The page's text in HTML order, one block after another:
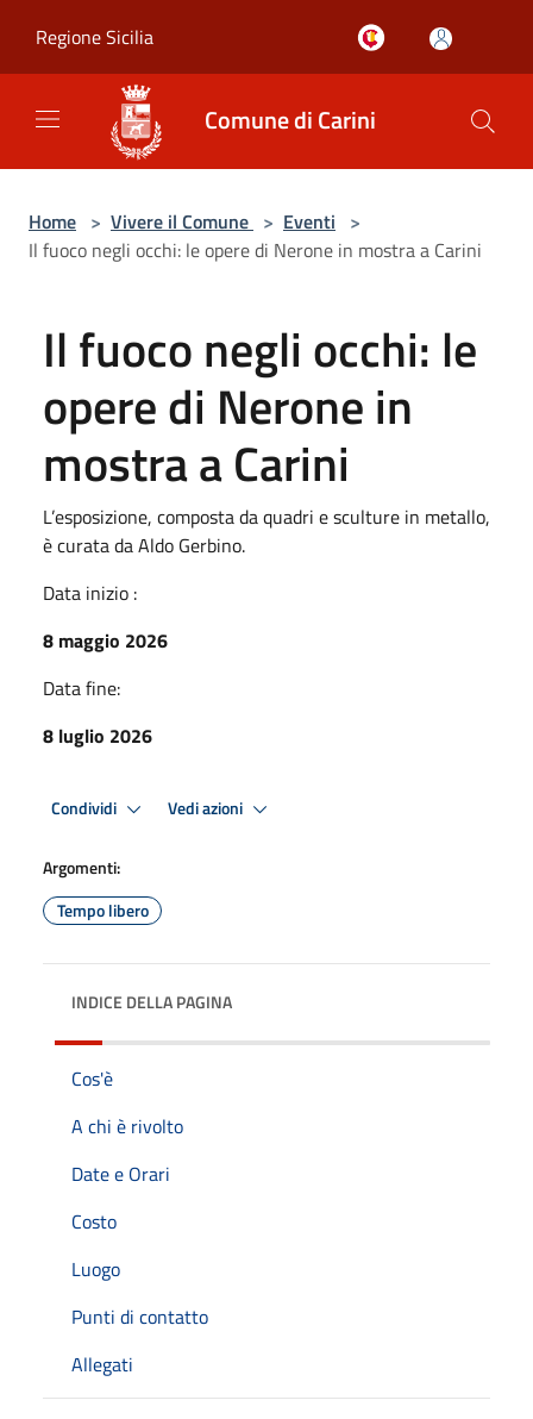
Regione Sicilia
Comune di Carini
Home > Vivere il Comune > Eventi >
Il fuoco negli occhi: le opere di Nerone in mostra a Carini
Il fuoco negli occhi: le
opere di Nerone in
mostra a Carini
L’esposizione, composta da quadri e sculture in metallo,
è curata da Aldo Gerbino.
Data inizio :
8 maggio 2026
Data fine:
8 luglio 2026
Condividi Vedi azioni
Argomenti:
Tempo libero
INDICE DELLA PAGINA
Cos'è
A chi è rivolto
Date e Orari
Costo
Luogo
Punti di contatto
Allegati